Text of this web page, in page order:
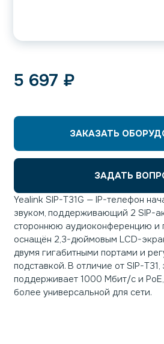
Yealink SIP-T31G — IP-телефон
звуком, поддерживающий 2 SIP-
стороннюю аудиоконференцию и
оснащён 2,3-дюймовым LCD-
двумя гигабитными портами и
подставкой. В отличие от SIP-
поддерживает 1000 Мбит/с и
более универсальной для сети.
5 697 ₽
ЗАКАЗАТЬ
ЗАДАТЬ